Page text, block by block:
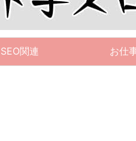
SEO関連 お仕